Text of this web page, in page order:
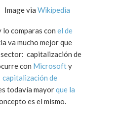
Image via Wikipedia
lo comparas con el de
va mucho mejor que
capitalización de
con Microsofty
capitalización de
todavía mayorque la
es el mismo.